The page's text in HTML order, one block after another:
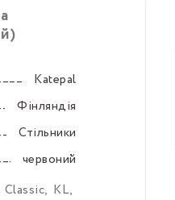
Katepal
Фінляндія
Стільники
червоний
Classic, KL,